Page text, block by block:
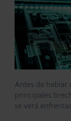
Antes de hablar
principales
se verá